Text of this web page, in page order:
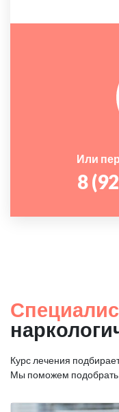
Или
8
Курс лечения
Мы поможем